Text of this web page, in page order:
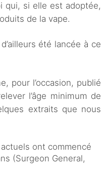
qui, si elle est adoptée,
de la vape.
d’ailleurs été lancée à ce
pour l’occasion, publié
l’âge minimum de
extraits que nous
ont commencé
(Surgeon General,